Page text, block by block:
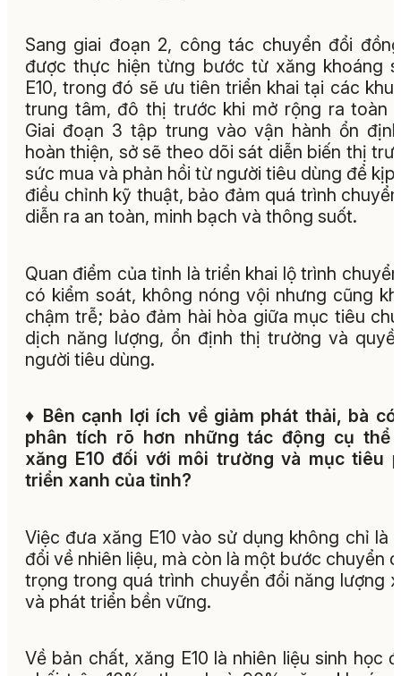
Sang giai đoạn 2, công tác chuyển đổi
được thực hiện từng bước từ xăng khoáng
E10, trong đó sẽ ưu tiên triển khai tại các khu
trung tâm, đô thị trước khi mở rộng ra toàn
Giai đoạn 3 tập trung vào vận hành ổn
hoàn thiện, sở sẽ theo dõi sát diễn biến thị
sức mua và phản hồi từ người tiêu dùng để kịp
điều chỉnh kỹ thuật, bảo đảm quá trình
diễn ra an toàn, minh bạch và thông suốt.
Quan điểm của tỉnh là triển khai lộ trình
có kiểm soát, không nóng vội nhưng cũng
chậm trễ; bảo đảm hài hòa giữa mục tiêu
dịch năng lượng, ổn định thị trường và
người tiêu dùng.
♦ Bên cạnh lợi ích về giảm phát thải, bà
phân tích rõ hơn những tác động cụ thể
xăng E10 đối với môi trường và mục tiêu
triển xanh của tỉnh?
Việc đưa xăng E10 vào sử dụng không chỉ là
đổi về nhiên liệu, mà còn là một bước chuyển
trọng trong quá trình chuyển đổi năng lượng
và phát triển bền vững.
Về bản chất, xăng E10 là nhiên liệu sinh học